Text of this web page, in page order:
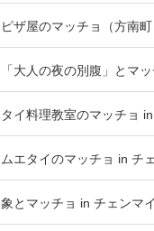
ピザ屋のマッチョ（方南町
「大人の夜の別腹」とマッ
タイ料理教室のマッチョ
イ)
ムエタイのマッチョ in チ
象とマッチョ in チェンマ